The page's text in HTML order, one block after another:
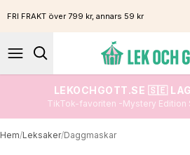
FRI FRAKT över 799 kr, annars 59 kr
LEKOCHGOTT.SE 🇸🇪
TikTok-favoriten -Mystery Edition
Hem/Leksaker/Daggmaskar